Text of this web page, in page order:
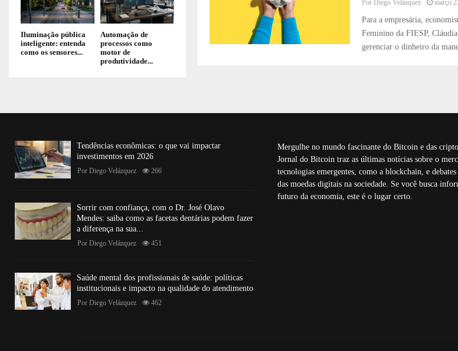
Por Diego Velázquez março
Para a empresária,
Feminino da FIESP,
gerenciar o dinheiro da
Iluminação pública
inteligente: entenda
como os sensores...
Automação de
processos como
motor de
produtividade...
Tendências econômicas: o que vai impactar
investimentos em 2026
Por Diego Velázquez 266
Sorrir com confiança, com o Dr. José Olavo
Mendes: saiba como as facetas dentárias podem fazer
a diferença na sua...
Por Diego Velázquez 451
Saúde mental dos profissionais de saúde: políticas
institucionais e impacto na qualidade do atendimento
Por Diego Velázquez 462
Mergulhe no mundo fascinante do Bitcoin e das
Jornal do Bitcoin traz as últimas notícias sobre o
tecnologias emergentes, como a blockchain, e
das moedas digitais na sociedade. Se você busca
futuro da economia, este é o lugar certo.